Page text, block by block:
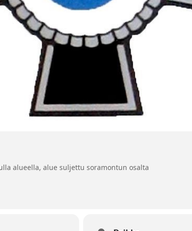
alueella, alue suljettu soramontun osalta